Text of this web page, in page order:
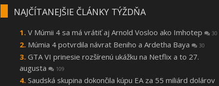
NAJČÍTANEJŠIE ČLÁNKY TÝŽDŇA
V Múmii 4 sa má vrátiť aj Arnold Vosloo ako Imhotep 30
Múmia 4 potvrdila návrat Beniho a Ardetha Baya 30
GTA VI prinesie rozšírenú ukážku na Netflix a to 27.
augusta
109
Saudská skupina dokončila kúpu EA za 55 miliárd dolárov